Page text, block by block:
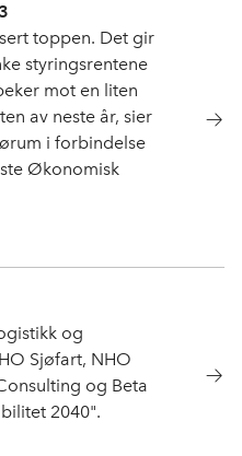
toppen. Det gir
styringsrentene
mot en liten
av neste år, sier
i forbindelse
Økonomisk
og
Sjøfart, NHO
og Beta
2040".